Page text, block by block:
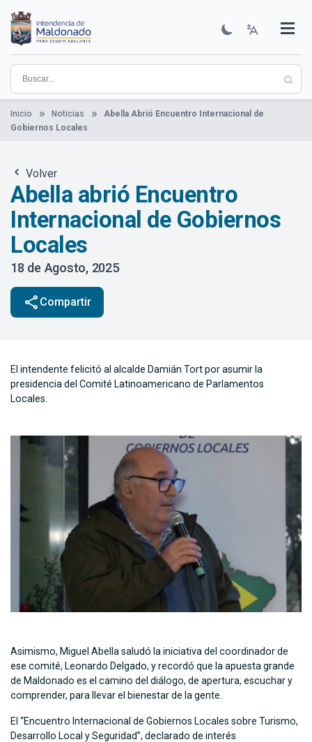
contenido
principal
Institucional
Municipios
Descubre Maldonado
Comunicación
Servicios
Guía De Trámites
Ver Noticias
Inicio Noticias
Abella Abrió Encuentro Internacional de
Gobiernos Locales
Volver
Abella abrió Encuentro
Internacional de Gobiernos
Locales
18 de Agosto, 2025
share Compartir
El intendente felicitó al alcalde Damián Tort por asumir la
presidencia del Comité Latinoamericano de Parlamentos
Locales.
Asimismo, Miguel Abella saludó la iniciativa del coordinador de
ese comité, Leonardo Delgado, y recordó que la apuesta grande
de Maldonado es el camino del diálogo, de apertura, escuchar y
comprender, para llevar el bienestar de la gente.
El “Encuentro Internacional de Gobiernos Locales sobre Turismo,
Desarrollo Local y Seguridad”, declarado de interés